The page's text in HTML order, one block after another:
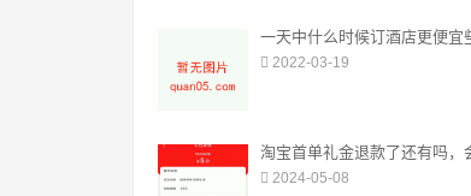
一天中什么时候订酒店更便宜
2022-03-19
淘宝首单礼金退款了还有吗，
2024-05-08